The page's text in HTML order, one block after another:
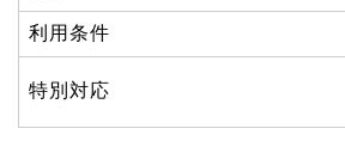
利用条件
特別対応